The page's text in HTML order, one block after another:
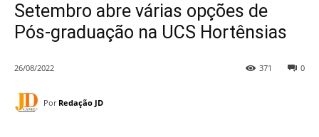
Setembro abre várias opções de
Pós-graduação na UCS Hortênsias
26/08/2022 0
371
Por Redação JD